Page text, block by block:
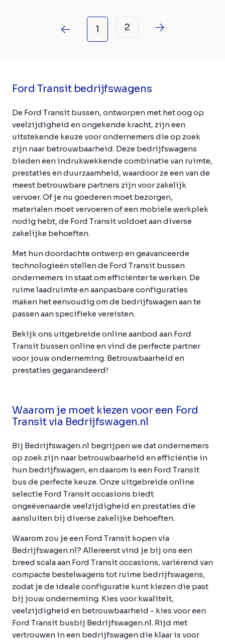
1 2
Ford Transit bedrijfswagens
De Ford Transit bussen, ontworpen met het oog op
veelzijdigheid en ongekende kracht, zijn een
uitstekende keuze voor ondernemers die op zoek
zijn naar betrouwbaarheid. Deze bedrijfswagens
bieden een indrukwekkende combinatie van ruimte,
prestaties en duurzaamheid, waardoor ze een van de
meest betrouwbare partners zijn voor zakelijk
vervoer. Of je nu goederen moet bezorgen,
materialen moet vervoeren of een mobiele werkplek
nodig hebt, de Ford Transit voldoet aan diverse
zakelijke behoeften.
Met hun doordachte ontwerp en geavanceerde
technologieën stellen de Ford Transit bussen
ondernemers in staat om efficiënter te werken. De
ruime laadruimte en aanpasbare configuraties
maken het eenvoudig om de bedrijfswagen aan te
passen aan specifieke vereisten.
Bekijk ons uitgebreide online aanbod aan Ford
Transit bussen online en vind de perfecte partner
voor jouw onderneming. Betrouwbaarheid en
prestaties gegarandeerd!
Waarom je moet kiezen voor een Ford
Transit via Bedrijfswagen.nl
Bij Bedrijfswagen.nl begrijpen we dat ondernemers
op zoek zijn naar betrouwbaarheid en efficiëntie in
hun bedrijfswagen, en daarom is een Ford Transit
bus de perfecte keuze. Onze uitgebreide online
selectie Ford Transit occasions biedt
ongeëvenaarde veelzijdigheid en prestaties die
aansluiten bij diverse zakelijke behoeften.
Waarom zou je een Ford Transit kopen via
Bedrijfswagen.nl? Allereerst vind je bij ons een
breed scala aan Ford Transit occasions, variërend van
compacte bestelwagens tot ruime bedrijfswagens,
zodat je de ideale configuratie kunt kiezen die past
bij jouw onderneming. Kies voor kwaliteit,
veelzijdigheid en betrouwbaarheid - kies voor een
Ford Transit busbij Bedrijfswagen.nl. Rijd met
vertrouwen in een bedrijfswagen die klaar is voor